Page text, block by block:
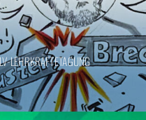
LEHRKRÄFTETAGUNG